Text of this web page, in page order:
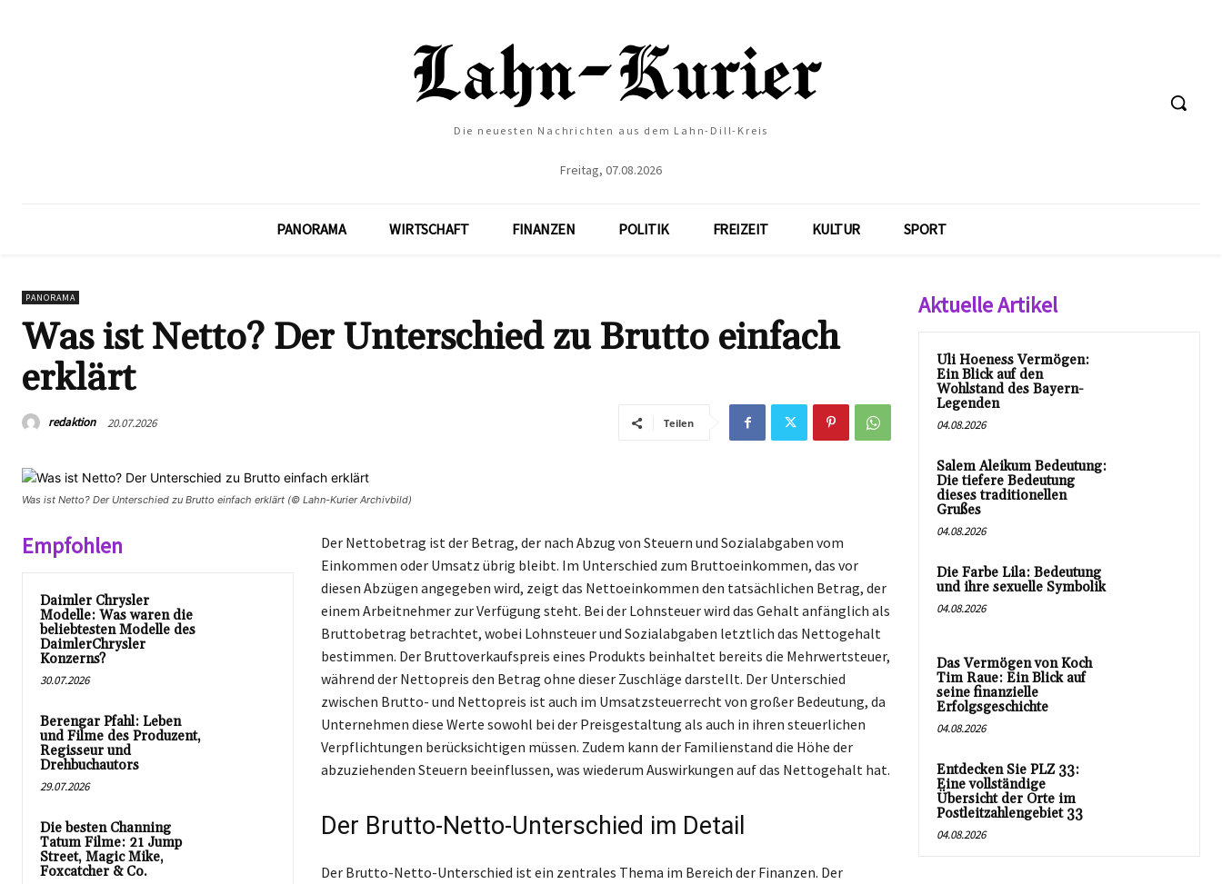
Die neuesten Nachrichten aus dem Lahn-Dill-Kreis
Freitag, 07.08.2026
PANORAMA WIRTSCHAFT FINANZEN POLITIK FREIZEIT KULTUR SPORT
PANORAMA
Was ist Netto? Der Unterschied zu Brutto einfach
erklärt
redaktion 20.07.2026 Teilen
Was ist Netto? Der Unterschied zu Brutto einfach erklärt (© Lahn-Kurier Archivbild)
Empfohlen
Daimler Chrysler
Modelle: Was waren die
beliebtesten Modelle des
DaimlerChrysler
Konzerns?
30.07.2026
Berengar Pfahl: Leben
und Filme des Produzent,
Regisseur und
Drehbuchautors
29.07.2026
Die besten Channing
Tatum Filme: 21 Jump
Street, Magic Mike,
Foxcatcher & Co.
Der Nettobetrag ist der Betrag, der nach Abzug von Steuern und Sozialabgaben vom
Einkommen oder Umsatz übrig bleibt. Im Unterschied zum Bruttoeinkommen, das vor
diesen Abzügen angegeben wird, zeigt das Nettoeinkommen den tatsächlichen Betrag, der
einem Arbeitnehmer zur Verfügung steht. Bei der Lohnsteuer wird das Gehalt anfänglich als
Bruttobetrag betrachtet, wobei Lohnsteuer und Sozialabgaben letztlich das Nettogehalt
bestimmen. Der Bruttoverkaufspreis eines Produkts beinhaltet bereits die Mehrwertsteuer,
während der Nettopreis den Betrag ohne dieser Zuschläge darstellt. Der Unterschied
zwischen Brutto- und Nettopreis ist auch im Umsatzsteuerrecht von großer Bedeutung, da
Unternehmen diese Werte sowohl bei der Preisgestaltung als auch in ihren steuerlichen
Verpflichtungen berücksichtigen müssen. Zudem kann der Familienstand die Höhe der
abzuziehenden Steuern beeinflussen, was wiederum Auswirkungen auf das Nettogehalt hat.
Der Brutto-Netto-Unterschied im Detail
Der Brutto-Netto-Unterschied ist ein zentrales Thema im Bereich der Finanzen. Der
Aktuelle Artikel
Uli Hoeness Vermögen:
Ein Blick auf den
Wohlstand des Bayern-
Legenden
04.08.2026
Salem Aleikum Bedeutung:
Die tiefere Bedeutung
dieses traditionellen
Grußes
04.08.2026
Die Farbe Lila: Bedeutung
und ihre sexuelle Symbolik
04.08.2026
Das Vermögen von Koch
Tim Raue: Ein Blick auf
seine finanzielle
Erfolgsgeschichte
04.08.2026
Entdecken Sie PLZ 33:
Eine vollständige
Übersicht der Orte im
Postleitzahlengebiet 33
04.08.2026